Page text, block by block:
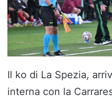
Il ko di La Spezia,
interna con la